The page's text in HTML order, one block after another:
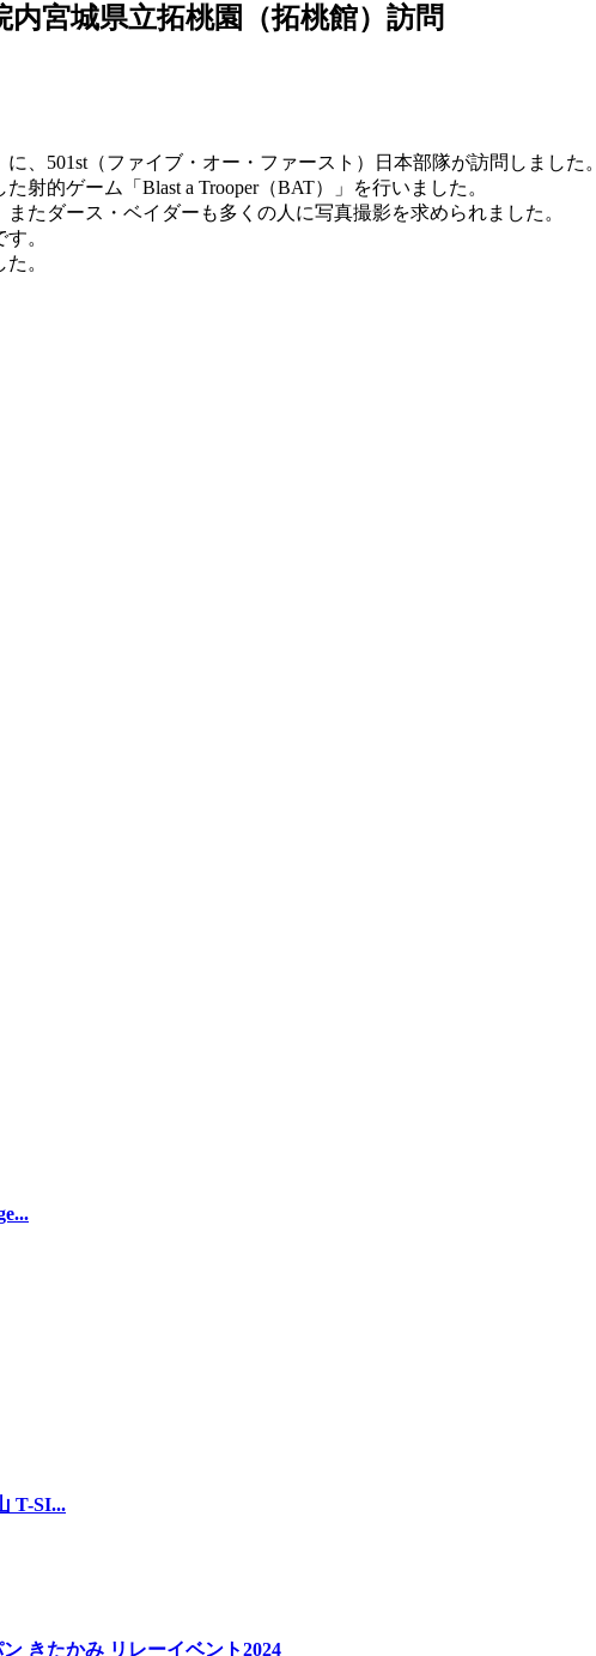
内宮城県立拓桃園（拓桃館）訪問
、501st（ファイブ・オー・ファースト）日本部隊が訪問しました。
的ゲーム「Blast a Trooper（BAT）」を行いました。
たダース・ベイダーも多くの人に写真撮影を求められました。
。
。
T-SI...
きたかみ リレーイベント2024